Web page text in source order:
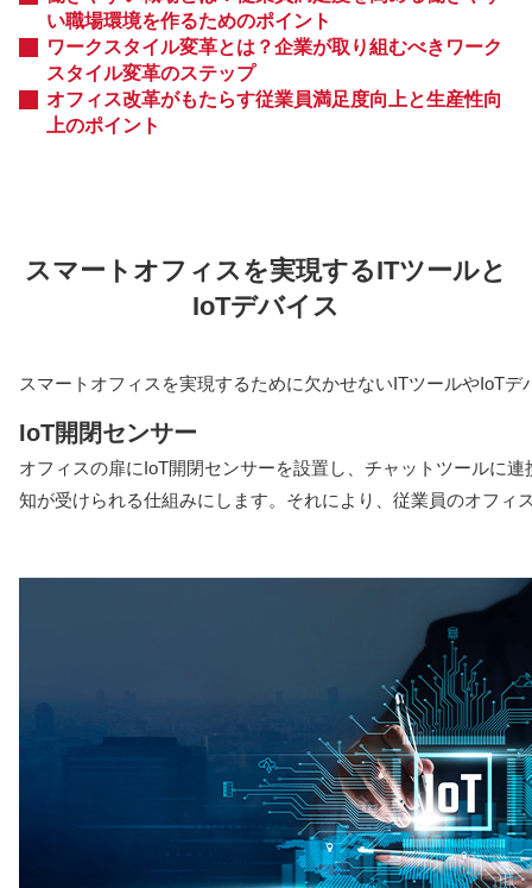
い職場環境を作るためのポイント
ワークスタイル変革とは？企業が取り組むべきワーク
スタイル変革のステップ
オフィス改革がもたらす従業員満足度向上と生産性向
上のポイント
スマートオフィスを実現するITツールと
IoTデバイス
スマートオフィスを実現するために欠かせないITツールやIoT
IoT開閉センサー
オフィスの扉にIoT開閉センサーを設置し、チャットツールに
知が受けられる仕組みにします。それにより、従業員のオフィ